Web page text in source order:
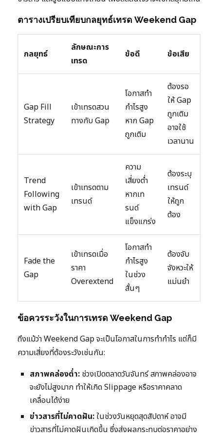
ตารางเปรียบเทียบกลยุทธ์เทรด Weekend Gap
กลยุทธ์
ลักษณะการ
เทรด
ข้อดี ข้อเสีย
Gap Fill
Strategy
เข้าเทรดสวน
ทางกับ Gap
โอกาสทำ
กำไรสูง
หาก Gap
ถูกเติม
ต้องรอ
ให้ Gap
ถูกเติม
อาจใช้
เวลานาน
Trend
Following
with Gap
เข้าเทรดตาม
เทรนด์
ความ
เสี่ยงต่ำ
หากเท
รนด์
แข็งแกร่ง
ต้องระบุ
เทรนด์
ให้ถูก
ต้อง
Fade the
Gap
เข้าเทรดเมื่อ
ราคา
Overextend
โอกาสทำ
กำไรสูง
ในช่วง
สั้นๆ
ต้องจับ
จังหวะให้
แม่นยำ
ข้อควรระวังในการเทรด Weekend Gap
ถึงแม้ว่า Weekend Gap จะเป็นโอกาสในการทำกำไร แต่ก็มี
ความเสี่ยงที่ต้องระวังเช่นกัน:
สภาพคล่องต่ำ: ช่วงเปิดตลาดวันจันทร์ สภาพคล่องอาจ
จะยังไม่สูงมาก ทำให้เกิด Slippage หรือราคาคลาด
เคลื่อนได้ง่าย
ข่าวสารที่ไม่คาดฝัน:ในช่วงวันหยุดสุดสัปดาห์ อาจมี
ข่าวสารที่ไม่คาดฝันเกิดขึ้น ซึ่งส่งผลกระทบต่อราคาอย่าง